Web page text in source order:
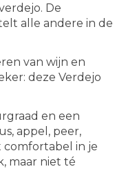
De
alle andere in de
van wijn en
deze Verdejo
en een
appel, peer,
in je
maar niet té